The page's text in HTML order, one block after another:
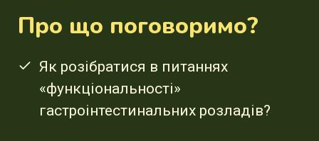
Про що поговоримо?
Як розібратися в питаннях
«функціональності»
гастроінтестинальних розладів?